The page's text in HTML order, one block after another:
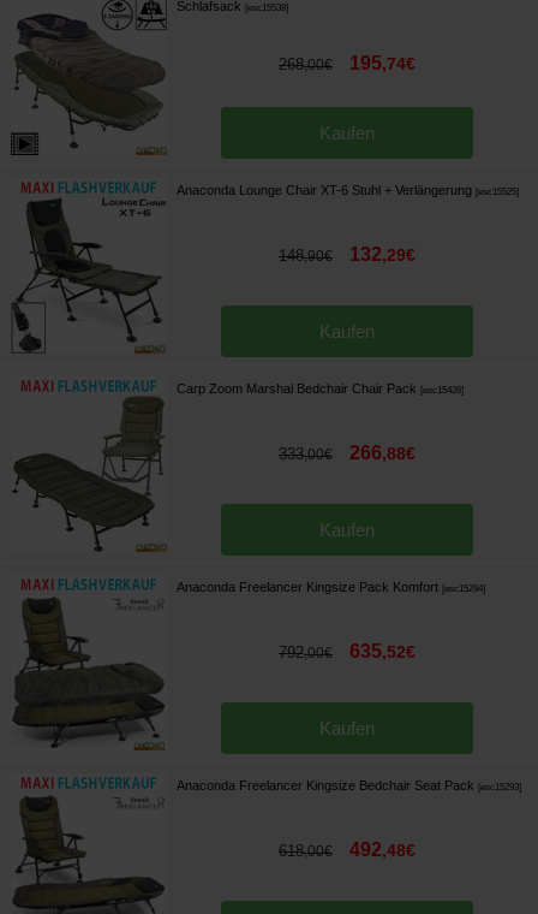
Schlafsack [esc15538]
268,00€ 195,74€
Kaufen
Anaconda Lounge Chair XT-6 Stuhl + Verlängerung [esc15525]
148,90€ 132,29€
Kaufen
Carp Zoom Marshal Bedchair Chair Pack [esc15426]
333,00€ 266,88€
Kaufen
Anaconda Freelancer Kingsize Pack Komfort [esc15294]
792,00€ 635,52€
Kaufen
Anaconda Freelancer Kingsize Bedchair Seat Pack [esc15293]
618,00€ 492,48€